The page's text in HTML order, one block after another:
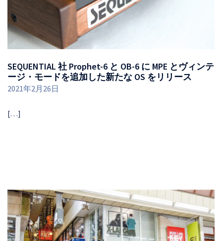
SEQUENTIAL 社 Prophet-6 と OB-6 に MPE とヴィンテ
ージ・モードを追加した新たな OS をリリース
2021年2月26日
[…]